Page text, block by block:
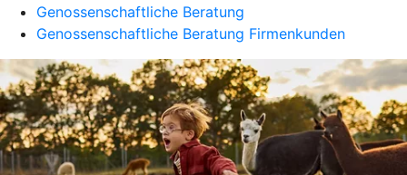
Genossenschaftliche Beratung
Genossenschaftliche Beratung Firmenkunden